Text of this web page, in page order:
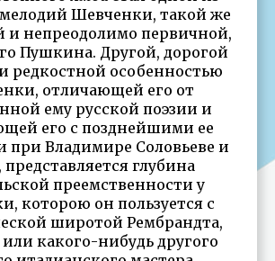
Шевченки, такой же
и непреодолимо первичной,
Пушкина. Другой, дорогой
редкостной особенностью
отличающей его от
ему русской поэзии и
его с позднейшими ее
при Владимире Соловьеве и
представляется глубина
преемственности у
которою он пользуется с
широтой Рембрандта,
какого-нибудь другого